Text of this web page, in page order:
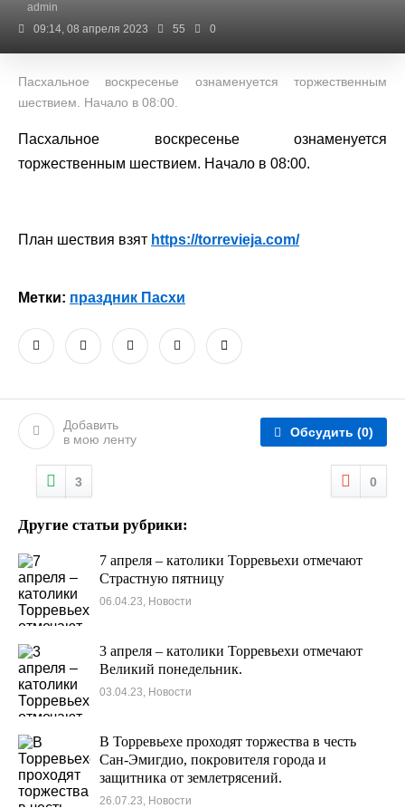
admin
09:14, 08 апреля 2023
55 0
Пасхальное воскресенье ознаменуется торжественным
шествием. Начало в 08:00.
Пасхальное воскресенье ознаменуется
торжественным шествием. Начало в 08:00.
План шествия взят https://torrevieja.com/
Метки: праздник Пасхи
Добавить
в мою ленту
Обсудить (0)
3 0
Другие статьи рубрики:
7 апреля – католики Торревьехи отмечают
Страстную пятницу
06.04.23, Новости
3 апреля – католики Торревьехи отмечают
Великий понедельник.
03.04.23, Новости
В Торревьехе проходят торжества в честь
Сан-Эмигдио, покровителя города и
защитника от землетрясений.
26.07.23, Новости